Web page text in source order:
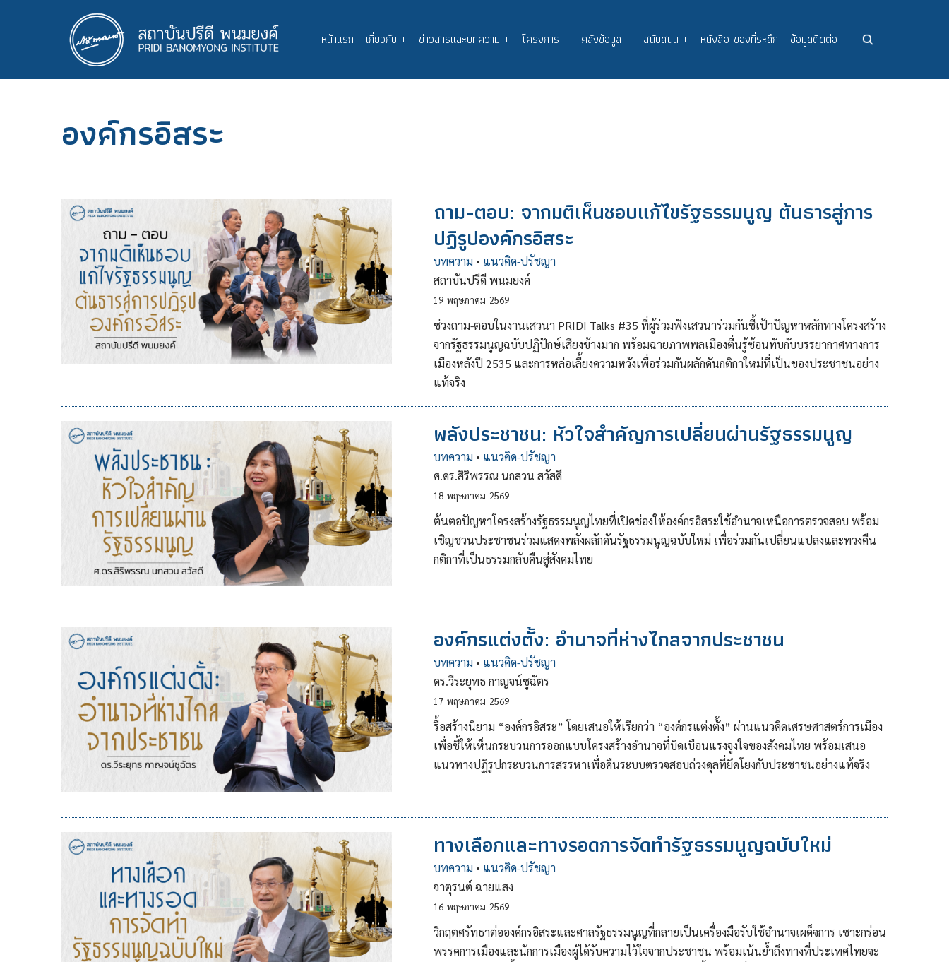
Main
navigation
หน้าแรก เกี่ยวกับ + ข่าวสารและบทความ + โครงการ + คลังข้อมูล + สนับสนุน + หนังสือ-ของที่ระลึก ข้อมูลติดต่อ +
องค์กรอิสระ
ถาม-ตอบ: จากมติเห็นชอบแก้ไขรัฐธรรมนูญ ต้นธารสู่การ
ปฏิรูปองค์กรอิสระ
บทความ • แนวคิด-ปรัชญา
สถาบันปรีดี พนมยงค์
19 พฤษภาคม 2569
ช่วงถาม-ตอบในงานเสวนา PRIDI Talks #35 ที่ผู้ร่วมฟังเสวนาร่วมกันชี้เป้าปัญหาหลักทางโครงสร้าง
จากรัฐธรรมนูญฉบับปฏิปักษ์เสียงข้างมาก พร้อมฉายภาพพลเมืองตื่นรู้ซ้อนทับกับบรรยากาศทางการ
เมืองหลังปี 2535 และการหล่อเลี้ยงความหวังเพื่อร่วมกันผลักดันกติกาใหม่ที่เป็นของประชาชนอย่าง
แท้จริง
พลังประชาชน: หัวใจสำคัญการเปลี่ยนผ่านรัฐธรรมนูญ
บทความ • แนวคิด-ปรัชญา
ศ.ดร.สิริพรรณ นกสวน สวัสดี
18 พฤษภาคม 2569
ต้นตอปัญหาโครงสร้างรัฐธรรมนูญไทยที่เปิดช่องให้องค์กรอิสระใช้อำนาจเหนือการตรวจสอบ พร้อม
เชิญชวนประชาชนร่วมแสดงพลังผลักดันรัฐธรรมนูญฉบับใหม่ เพื่อร่วมกันเปลี่ยนแปลงและทวงคืน
กติกาที่เป็นธรรมกลับคืนสู่สังคมไทย
องค์กรแต่งตั้ง: อำนาจที่ห่างไกลจากประชาชน
บทความ • แนวคิด-ปรัชญา
ดร.วีระยุทธ กาญจน์ชูฉัตร
17 พฤษภาคม 2569
รื้อสร้างนิยาม “องค์กรอิสระ” โดยเสนอให้เรียกว่า “องค์กรแต่งตั้ง” ผ่านแนวคิดเศรษศาสตร์การเมือง
เพื่อชี้ให้เห็นกระบวนการออกแบบโครงสร้างอำนาจที่บิดเบือนแรงจูงใจของสังคมไทย พร้อมเสนอ
แนวทางปฏิรูปกระบวนการสรรหาเพื่อคืนระบบตรวจสอบถ่วงดุลที่ยึดโยงกับประชาชนอย่างแท้จริง
ทางเลือกและทางรอดการจัดทำรัฐธรรมนูญฉบับใหม่
บทความ • แนวคิด-ปรัชญา
จาตุรนต์ ฉายแสง
16 พฤษภาคม 2569
วิกฤตศรัทธาต่อองค์กรอิสระและศาลรัฐธรรมนูญที่กลายเป็นเครื่องมือรับใช้อำนาจเผด็จการ เซาะกร่อน
พรรคการเมืองและนักการเมืองผู้ได้รับความไว้ใจจากประชาชน พร้อมเน้นย้ำถึงทางที่ประเทศไทยจะ